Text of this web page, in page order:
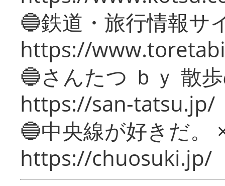
🔵鉄道・旅行情報サ
https://
🔵さんたつ ｂｙ 散
https://san-tatsu.jp/
🔵中央線が好きだ。
https://chuosuki.jp/